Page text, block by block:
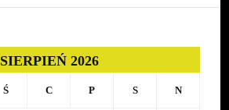
SIERPIEŃ 2026
Ś C P S N